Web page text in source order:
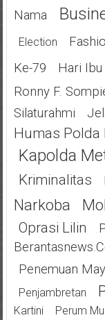
Nama
Election
Ke-79
Hari Ibu
Ronny F.
Silaturahmi
Humas Polda
Kapolda
Kriminalitas
Narkoba
Oprasi Lilin
Penemuan
Penjambretan
Kartini
Perum